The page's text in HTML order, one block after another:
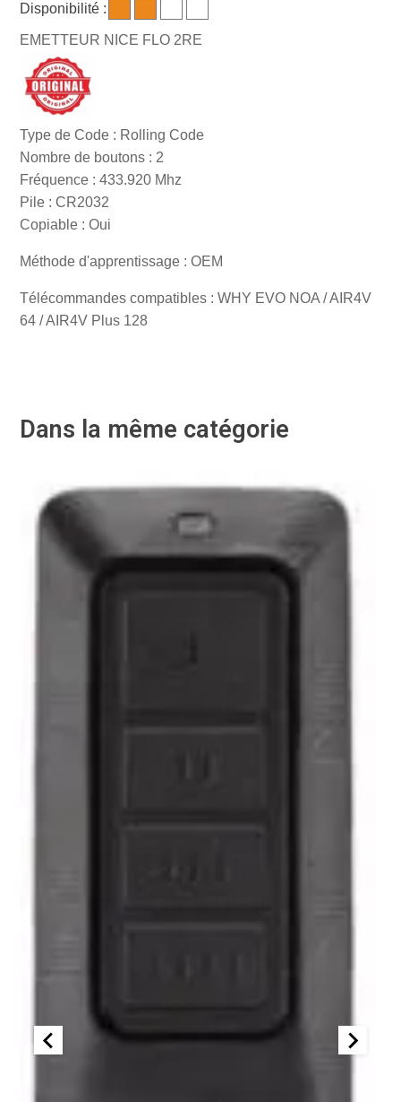
Disponibilité :
EMETTEUR NICE FLO 2RE
Type de Code : Rolling Code
Nombre de boutons : 2
Fréquence : 433.920 Mhz
Pile : CR2032
Copiable : Oui
Méthode d'apprentissage : OEM
Télécommandes compatibles : WHY EVO NOA / AIR4V
64 / AIR4V Plus 128
Dans la même catégorie